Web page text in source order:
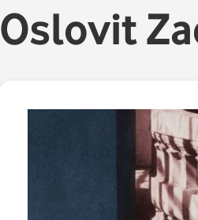
Oslovit